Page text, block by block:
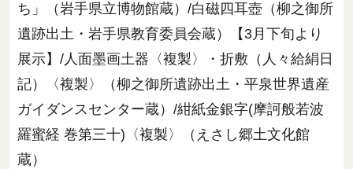
ち」（岩手県立博物館蔵）/白磁四耳壺（柳之御所
遺跡出土・岩手県教育委員会蔵）【3月下旬より
展示】/人面墨画土器〈複製〉・折敷（人々給絹日
記）〈複製〉（柳之御所遺跡出土・平泉世界遺産
ガイダンスセンター蔵）/紺紙金銀字(摩訶般若波
羅蜜経 巻第三十)〈複製〉（えさし郷土文化館
蔵）